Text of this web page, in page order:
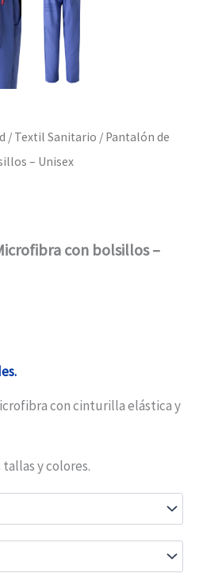
/ Textil Sanitario / Pantalón de
– Unisex
con bolsillos –
con cinturilla elástica y
y colores.